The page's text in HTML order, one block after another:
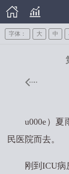
字体： 大 中
u000e）
民医院而去。
刚到ICU病